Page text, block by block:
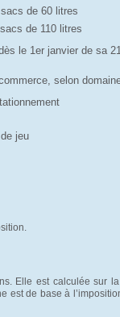
de 60 litres
de 110 litres
le 1er janvier de sa
selon
jeu
Elle est calculée sur
est de base à